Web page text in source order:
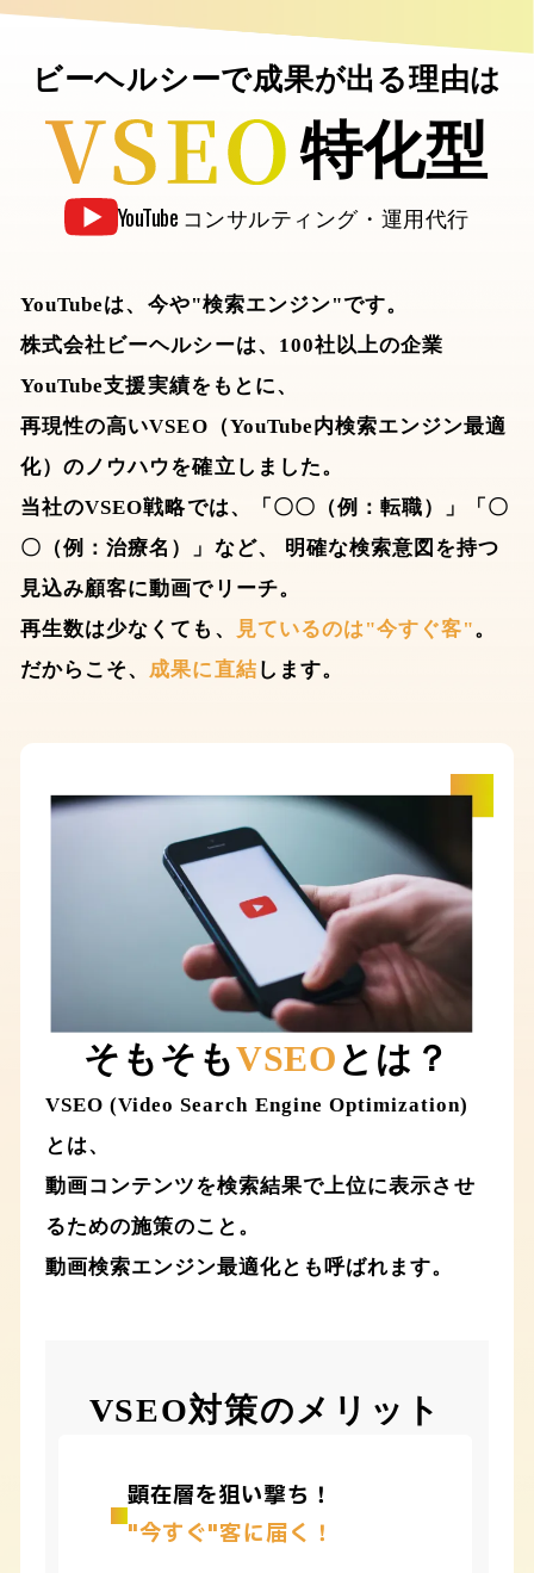
ビーヘルシーで成果が出る理由は
特化型
YouTube コンサルティング・運用代行
YouTubeは、今や"検索エンジン"です。
株式会社ビーヘルシーは、100社以上の企業
YouTube支援実績をもとに、
再現性の高いVSEO（YouTube内検索エンジン最適
化）のノウハウを確立しました。
当社のVSEO戦略では、「〇〇（例：転職）」「〇
〇（例：治療名）」など、 明確な検索意図を持つ
見込み顧客に動画でリーチ。
再生数は少なくても、
見ているのは"今すぐ客"。
だからこそ、 成果に直結 します。
そもそもVSEO とは？
VSEO (Video Search Engine Optimization)
とは、
動画コンテンツを検索結果で上位に表示させ
るための施策のこと。
動画検索エンジン最適化とも呼ばれます。
VSEO対策のメリット
顕在層を狙い撃ち！
"今すぐ"客に届く！